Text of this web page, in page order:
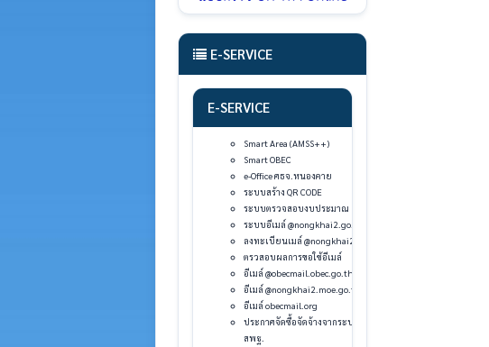
E-SERVICE
E-SERVICE
Smart Area (AMSS++)
Smart OBEC
e-Office ศธจ.หนองคาย
ระบบสร้าง QR CODE
ระบบตรวจสอบงบประมาณ
ระบบอีเมล์ @nongkhai2.go.th
ลงทะเบียนเมล์ @nongkhai2.go.th
ตรวสอบผลการขอใช้อีเมล์
อีเมล์ @obecmail.obec.go.th
อีเมล์ @nongkhai2.moe.go.th
อีเมล์ obecmail.org
ประกาศจัดซื้อจัดจ้างจากระบบ e-GP
สพฐ.